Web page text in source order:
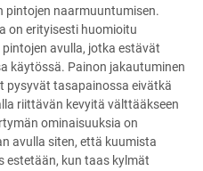
pintojen naarmuuntumisen.
on erityisesti huomioitu
avulla, jotka estävät
käytössä. Painon jakautuminen
pysyvät tasapainossa eivätkä
riittävän kevyitä välttääkseen
ominaisuuksia on
avulla siten, että kuumista
estetään, kun taas kylmät